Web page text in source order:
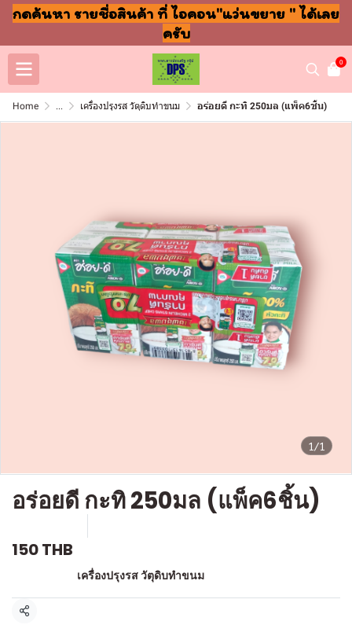
กดค้นหา รายชื่อสินค้า ที่ ไอคอน"แว่นขยาย " ได้เลย
ครับ
0
Home ... เครื่องปรุงรส วัตุดิบทำขนม อร่อยดี กะทิ 250มล (แพ็ค6ชิ้น)
1/1
อร่อยดี กะทิ 250มล (แพ็ค6ชิ้น)
150 THB
เครื่องปรุงรส วัตุดิบทำขนม
แชร์